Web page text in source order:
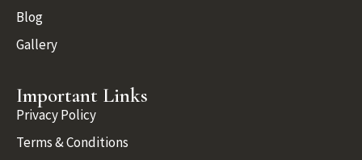
Blog
Gallery
Important Links
Privacy Policy
Terms & Conditions